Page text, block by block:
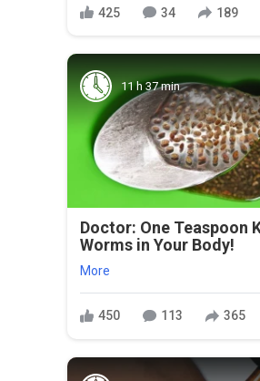
425 34 189
11 h 37 min
Doctor: One Teaspoon
Worms in Your Body!
More
450 113 365